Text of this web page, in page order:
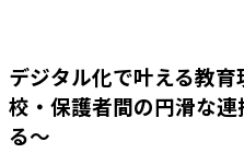
デジタル化で叶える教
校・保護者間の円滑な
る～